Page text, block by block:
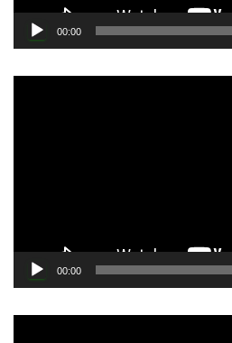
00:00
00:00